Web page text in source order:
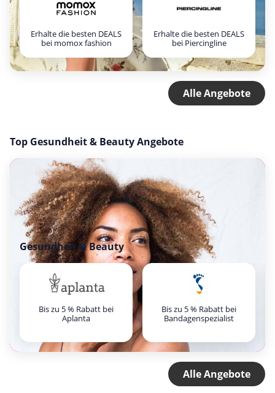
Erhalte die besten DEALS
bei momox fashion
Erhalte die besten DEALS
bei Piercingline
Alle Angebote
Top Gesundheit & Beauty Angebote
Gesundheit & Beauty
Bis zu 5 % Rabatt bei
Aplanta
Bis zu 5 % Rabatt bei
Bandagenspezialist
Alle Angebote